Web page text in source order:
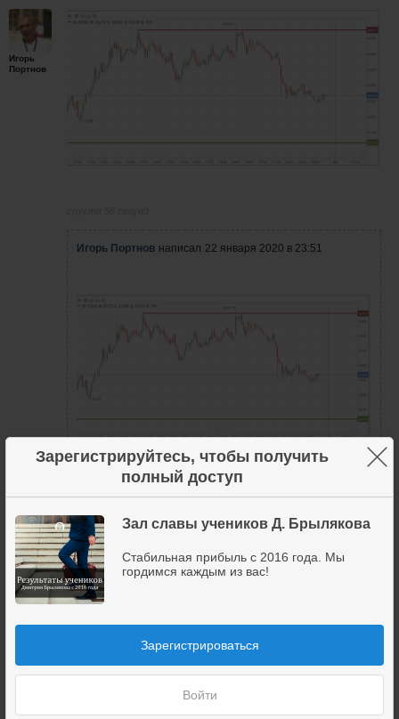
Зарегистрируйтесь, чтобы получить
полный доступ
Зал славы учеников Д. Брылякова
Стабильная прибыль с 2016 года. Мы
гордимся каждым из вас!
Зарегистрироваться
Войти
×
Игорь
Портнов
Игорь Портнов написал 22 января 2020 в 23:51
Уровень сопротивления
22 января 2020